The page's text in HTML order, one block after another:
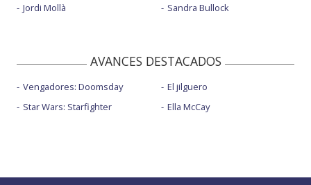
Jordi Mollà
Sandra Bullock
AVANCES DESTACADOS
Vengadores: Doomsday
Star Wars: Starfighter
El jilguero
Ella McCay